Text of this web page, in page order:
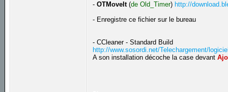
-OTMoveIt(de Old_Timer) http://
- Enregistre ce fichier sur le bureau
- CCleaner - Standard Build
http://www.sosordi.net/Telechargement/
A son installation décoche la case devant